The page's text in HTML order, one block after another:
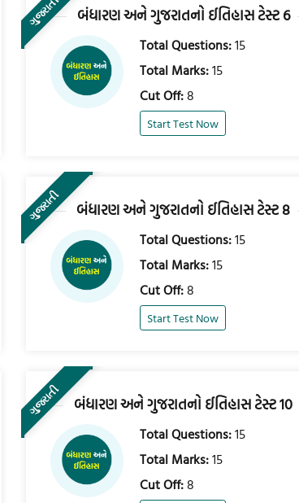
ગુજરાતી બંધારણ અને ગુજરાતનો ઈતિહાસ ટેસ્ટ 6
Total Questions:15
Total Marks:15
Cut Off:8
Start Test Now
ગુજરાતી બંધારણ અને ગુજરાતનો ઈતિહાસ ટેસ્ટ 8
Total Questions:15
Total Marks:15
Cut Off:8
Start Test Now
ગુજરાતી બંધારણ અને ગુજરાતનો ઈતિહાસ ટેસ્ટ 10
Total Questions:15
Total Marks:15
Cut Off:8